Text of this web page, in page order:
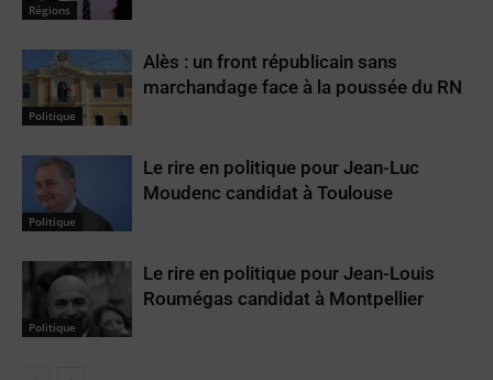
Régions
Politique
Alès : un front républicain sans
marchandage face à la poussée du RN
Politique
Le rire en politique pour Jean-Luc
Moudenc candidat à Toulouse
Politique
Le rire en politique pour Jean-Louis
Roumégas candidat à Montpellier